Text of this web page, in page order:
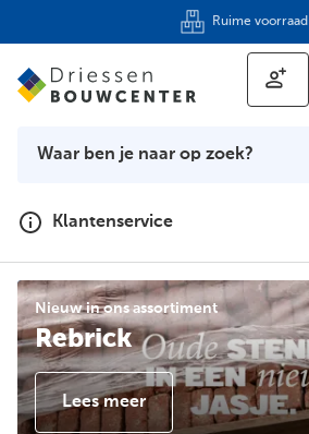
Keukenshowroom
Klantenservice
Rebrick
Nieuw in ons assortiment
Lees meer